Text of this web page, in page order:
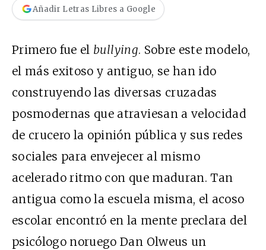
Añadir Letras Libres a Google
Primero fue el bullying. Sobre este modelo,
el más exitoso y antiguo, se han ido
construyendo las diversas cruzadas
posmodernas que atraviesan a velocidad
de crucero la opinión pública y sus redes
sociales para envejecer al mismo
acelerado ritmo con que maduran. Tan
antigua como la escuela misma, el acoso
escolar encontró en la mente preclara del
psicólogo noruego Dan Olweus un